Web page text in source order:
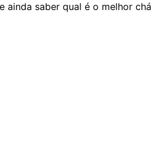
ainda saber qual é o melhor chá